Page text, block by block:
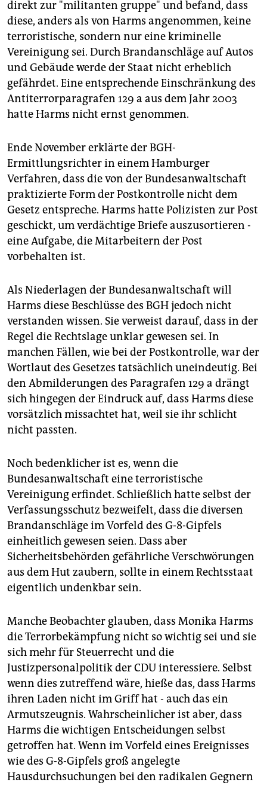
direkt zur "militanten gruppe" und befand, dass
diese, anders als von Harms angenommen, keine
terroristische, sondern nur eine kriminelle
Vereinigung sei. Durch Brandanschläge auf Autos
und Gebäude werde der Staat nicht erheblich
gefährdet. Eine entsprechende Einschränkung des
Antiterrorparagrafen 129 a aus dem Jahr 2003
hatte Harms nicht ernst genommen.
Ende November erklärte der BGH-
Ermittlungsrichter in einem Hamburger
Verfahren, dass die von der Bundesanwaltschaft
praktizierte Form der Postkontrolle nicht dem
Gesetz entspreche. Harms hatte Polizisten zur Post
geschickt, um verdächtige Briefe auszusortieren -
eine Aufgabe, die Mitarbeitern der Post
vorbehalten ist.
Als Niederlagen der Bundesanwaltschaft will
Harms diese Beschlüsse des BGH jedoch nicht
verstanden wissen. Sie verweist darauf, dass in der
Regel die Rechtslage unklar gewesen sei. In
manchen Fällen, wie bei der Postkontrolle, war der
Wortlaut des Gesetzes tatsächlich uneindeutig. Bei
den Abmilderungen des Paragrafen 129 a drängt
sich hingegen der Eindruck auf, dass Harms diese
vorsätzlich missachtet hat, weil sie ihr schlicht
nicht passten.
Noch bedenklicher ist es, wenn die
Bundesanwaltschaft eine terroristische
Vereinigung erfindet. Schließlich hatte selbst der
Verfassungsschutz bezweifelt, dass die diversen
Brandanschläge im Vorfeld des G-8-Gipfels
einheitlich gewesen seien. Dass aber
Sicherheitsbehörden gefährliche Verschwörungen
aus dem Hut zaubern, sollte in einem Rechtsstaat
eigentlich undenkbar sein.
Manche Beobachter glauben, dass Monika Harms
die Terrorbekämpfung nicht so wichtig sei und sie
sich mehr für Steuerrecht und die
Justizpersonalpolitik der CDU interessiere. Selbst
wenn dies zutreffend wäre, hieße das, dass Harms
ihren Laden nicht im Griff hat - auch das ein
Armutszeugnis. Wahrscheinlicher ist aber, dass
Harms die wichtigen Entscheidungen selbst
getroffen hat. Wenn im Vorfeld eines Ereignisses
wie des G-8-Gipfels groß angelegte
Hausdurchsuchungen bei den radikalen Gegnern